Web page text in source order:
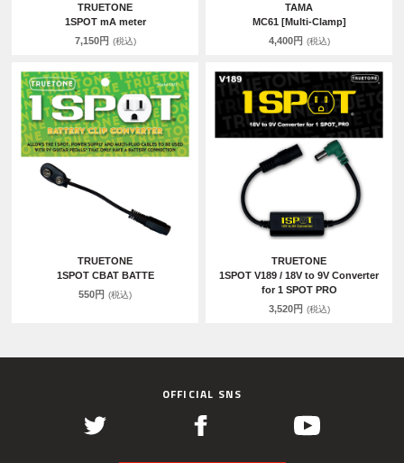
TRUETONE
1SPOT mA meter
7,150円 (税込)
TAMA
MC61 [Multi-Clamp]
4,400円 (税込)
TRUETONE
1SPOT CBAT BATTE
550円 (税込)
TRUETONE
1SPOT V189 / 18V to 9V Converter
for 1 SPOT PRO
3,520円 (税込)
OFFICIAL SNS